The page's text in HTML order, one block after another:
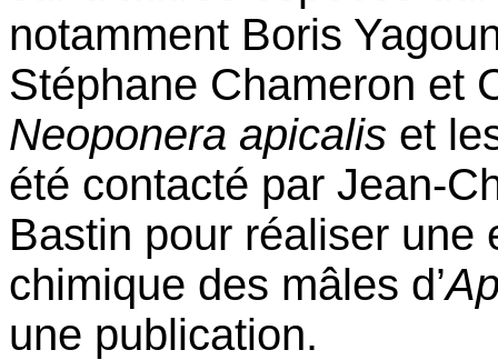
notamment Boris
Stéphane Chameron et
Neoponera apicalis et
été contacté par Jean-
Bastin pour réaliser une
chimique des mâles d’
une publication.